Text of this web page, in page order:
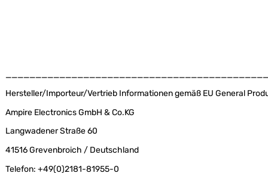
Hersteller/Importeur/Vertrieb Informationen gemäß EU General
Ampire Electronics GmbH & Co.KG
Langwadener Straße 60
41516 Grevenbroich / Deutschland
Telefon: +49(0)2181-81955-0